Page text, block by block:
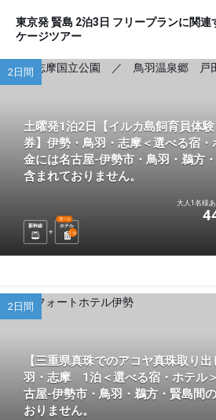
東京発 賢島 2泊3日 フリープランに関
ケージツアー
2日間
土曜発1泊2日【イルカ島飼育員体
券】伊勢・鳥羽・志摩＜選べる宿
金には名古屋-伊勢市・鳥羽・鵜方
含まれておりません。
新幹線 ホテル
選べる
1 泊
大人1名様
2日間
【三重県真珠でのアコヤ真珠取り
羽・志摩 1泊＜選べる宿・ホテ
古屋-伊勢市・鳥羽・鵜方・賢島間
おりません。